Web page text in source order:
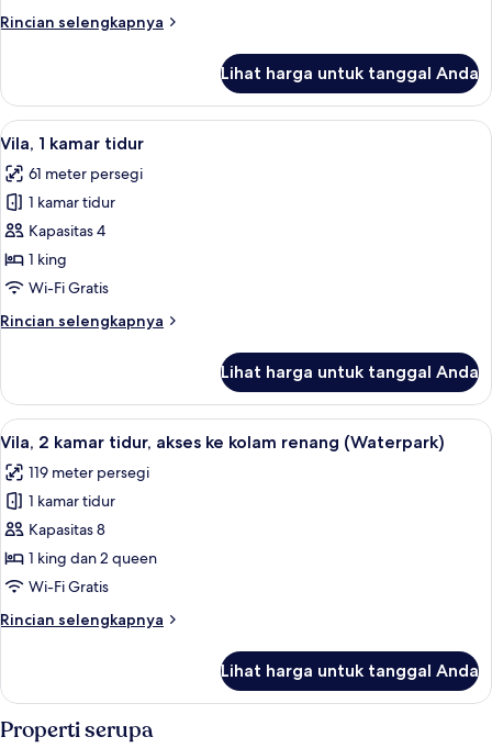
Rincian selengkapnya
Rincian
Vila,
kamar
Lihat harga untuk tanggal Anda
Lihat
semua
foto
untuk
Vila,
1
kamar
Brankas, ruang kerja ramah laptop,
6
Vila, 1 kamar tidur
61 meter persegi
1 kamar tidur
Kapasitas 4
1 king
Wi-Fi Gratis
Rincian selengkapnya
Rincian
Vila,
kamar
Lihat harga untuk tanggal Anda
Lihat
semua
foto
untuk
Vila,
2
kamar
akses
renang
(Waterpark)
13
Vila, 2 kamar tidur, akses ke kolam renang (Waterpark)
119 meter persegi
1 kamar tidur
Kapasitas 8
1 king dan 2 queen
Wi-Fi Gratis
Rincian selengkapnya
Rincian
Vila,
kamar
Lihat harga untuk tanggal Anda
Properti serupa